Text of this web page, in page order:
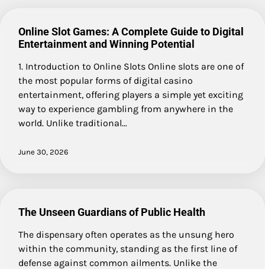
Online Slot Games: A Complete Guide to Digital
Entertainment and Winning Potential
1. Introduction to Online Slots Online slots are one of
the most popular forms of digital casino
entertainment, offering players a simple yet exciting
way to experience gambling from anywhere in the
world. Unlike traditional…
June 30, 2026
The Unseen Guardians of Public Health
The dispensary often operates as the unsung hero
within the community, standing as the first line of
defense against common ailments. Unlike the